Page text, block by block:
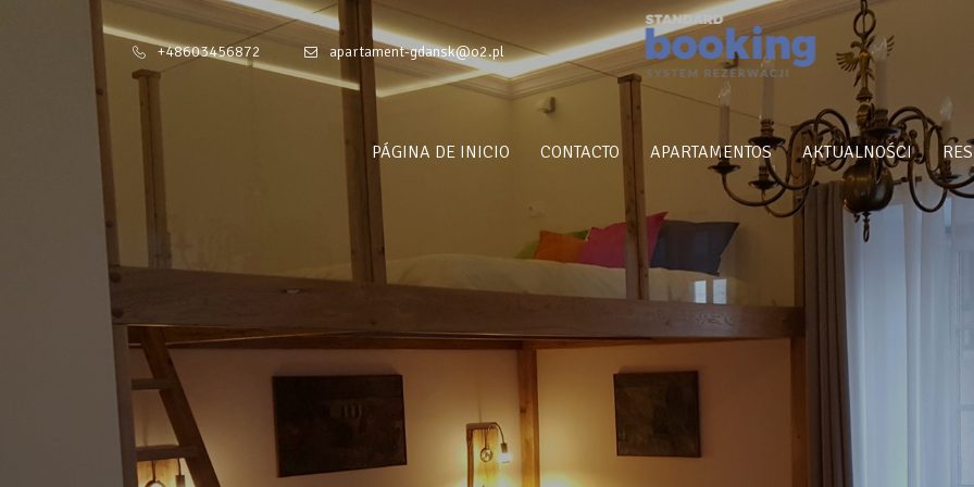
+48603456872 apartament-gdansk@o2.pl
PÁGINA DE INICIO CONTACTO APARTAMENTOS AKTUALNOŚCI